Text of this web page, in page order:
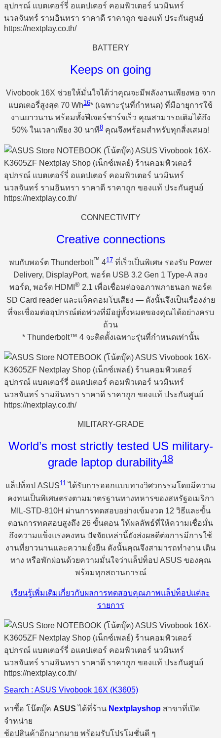
BATTERY
Keeps on going
Vivobook 16X ช่วยให้มั่นใจได้ว่าคุณจะมีพลังงานเพียงพอ จาก
แบตเตอรี่สูงสุด 70 Wh16* (เฉพาะรุ่นที่กำหนด) ที่มีอายุการใช้
งานยาวนาน พร้อมทั้งฟีเจอร์ชาร์จเร็ว คุณสามารถเติมได้ถึง
50% ในเวลาเพียง 30 นาที8คุณจึงพร้อมสำหรับทุกสิ่งเสมอ!
CONNECTIVITY
Creative connections
พบกับพอร์ต Thunderbolt™ 417 ที่เร็วเป็นพิเศษ รองรับ Power
Delivery, DisplayPort, พอร์ต USB 3.2 Gen 1 Type-A สอง
พอร์ต, พอร์ต HDMI ® 2.1 เพื่อเชื่อมต่อจอภาพภายนอก พอร์ต
SD Card reader และแจ็คคอมโบเสียง — ดังนั้นจึงเป็นเรื่องง่าย
ที่จะเชื่อมต่ออุปกรณ์ต่อพ่วงที่มีอยู่ทั้งหมดของคุณได้อย่างครบ
ถ้วน
* Thunderbolt™ 4 จะติดตั้งเฉพาะรุ่นที่กำหนดเท่านั้น
MILITARY-GRADE
World’s most strictly tested US military-
grade laptop durability18
แล็ปท็อป ASUS11 ได้รับการออกแบบทางวิศวกรรมโดยมีความ
คงทนเป็นพิเศษตรงตามมาตรฐานทางทหารของสหรัฐอเมริกา
MIL-STD-810H ผ่านการทดสอบอย่างเข้มงวด 12 วิธีและขั้น
ตอนการทดสอบสูงถึง 26 ขั้นตอน ให้ผลลัพธ์ที่ให้ความเชื่อมั่น
ถึงความแข็งแรงคงทน ปัจจัยเหล่านี้ยังส่งผลดีต่อการมีการใช้
งานที่ยาวนานและความยั่งยืน ดังนั้นคุณจึงสามารถทำงาน เดิน
ทาง หรือพักผ่อนด้วยความมั่นใจว่าแล็ปท็อป ASUS ของคุณ
พร้อมทุกสถานการณ์
เรียนรู้เพิ่มเติมเกี่ยวกับผลการทดสอบคุณภาพแล็ปท็อปแต่ละ
รายการ
Search : ASUS Vivobook 16X (K3605)
หาซื้อ โน๊ตบุ๊ค ASUS ได้ที่ร้าน Nextplayshop สาขาที่เปิด
จำหน่าย
ช้อปสินค้าอีกมากมาย พร้อมรับโปรโมชั่นดี ๆ